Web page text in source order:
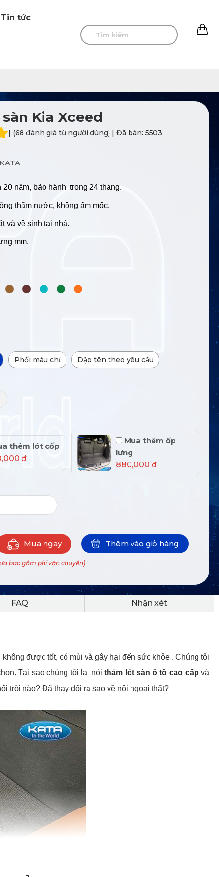
Tin tức
Kia Xceed
| (68 đánh giá từ người dùng) | Đã bán: 5503
KATA
năm, bảo hành trong 24 tháng.
thấm nước, không ẩm mốc.
và vệ sinh tại nhà.
mm.
Phối màu chỉ Dập tên theo yêu cầu
thêm lót cốp
đ
Mua thêm ốp
lưng
880,000 đ
Mua ngay Thêm vào giỏ hàng
bao gồm phí vận chuyển)
FAQ Nhận xét
được tốt, có mùi và gây hại đến sức khỏe . Chúng tôi
Tại sao chúng tôi lại nóithảm lót sàn ô tô cao cấp và
trội nào? Đã thay đổi ra sao về nội ngoại thất?